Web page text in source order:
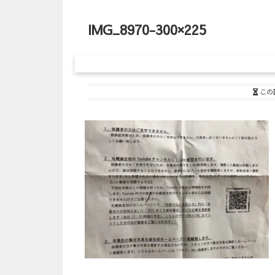
IMG_8970-300×225
この